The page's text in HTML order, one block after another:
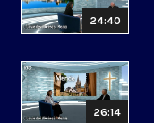
24:40
26:14